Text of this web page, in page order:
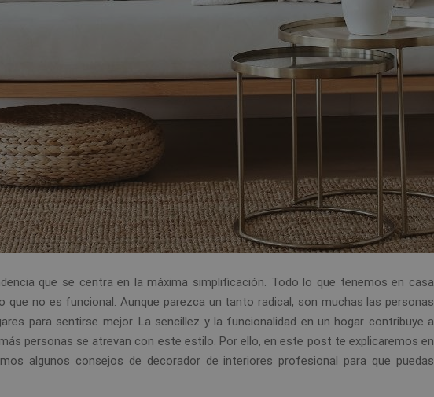
que se centra en la máxima simplificación. Todo lo que tenemos en casa
que no es funcional. Aunque parezca un tanto radical, son muchas las personas
para sentirse mejor. La sencillez y la funcionalidad en un hogar contribuye a
personas se atrevan con este estilo. Por ello, en este post te explicaremos en
algunos consejos de decorador de interiores profesional para que puedas